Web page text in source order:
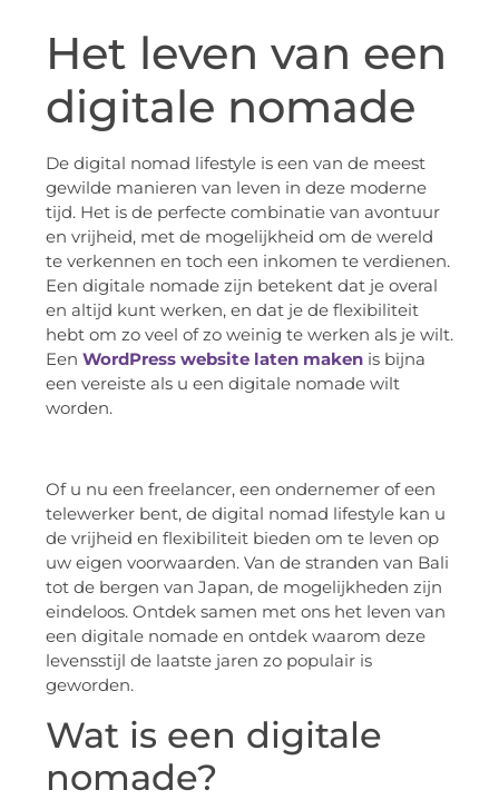
Het leven van een
digitale nomade
De digital nomad lifestyle is een van de meest
gewilde manieren van leven in deze moderne
tijd. Het is de perfecte combinatie van avontuur
en vrijheid, met de mogelijkheid om de wereld
te verkennen en toch een inkomen te verdienen.
Een digitale nomade zijn betekent dat je overal
en altijd kunt werken, en dat je de flexibiliteit
hebt om zo veel of zo weinig te werken als je wilt.
Een WordPress website laten maken is bijna
een vereiste als u een digitale nomade wilt
worden.
Of u nu een freelancer, een ondernemer of een
telewerker bent, de digital nomad lifestyle kan u
de vrijheid en flexibiliteit bieden om te leven op
uw eigen voorwaarden. Van de stranden van Bali
tot de bergen van Japan, de mogelijkheden zijn
eindeloos. Ontdek samen met ons het leven van
een digitale nomade en ontdek waarom deze
levensstijl de laatste jaren zo populair is
geworden.
Wat is een digitale
nomade?